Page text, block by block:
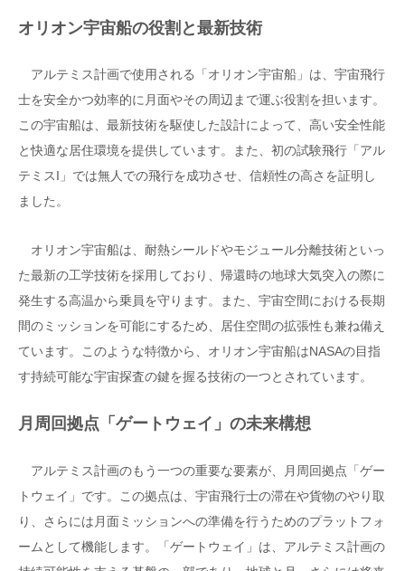
オリオン宇宙船の役割と最新技術
アルテミス計画で使用される「オリオン宇宙船」は、宇宙飛行
士を安全かつ効率的に月面やその周辺まで運ぶ役割を担います。
この宇宙船は、最新技術を駆使した設計によって、高い安全性能
と快適な居住環境を提供しています。また、初の試験飛行「アル
テミスI」では無人での飛行を成功させ、信頼性の高さを証明し
ました。
オリオン宇宙船は、耐熱シールドやモジュール分離技術といっ
た最新の工学技術を採用しており、帰還時の地球大気突入の際に
発生する高温から乗員を守ります。また、宇宙空間における長期
間のミッションを可能にするため、居住空間の拡張性も兼ね備え
ています。このような特徴から、オリオン宇宙船はNASAの目指
す持続可能な宇宙探査の鍵を握る技術の一つとされています。
月周回拠点「ゲートウェイ」の未来構想
アルテミス計画のもう一つの重要な要素が、月周回拠点「ゲー
トウェイ」です。この拠点は、宇宙飛行士の滞在や貨物のやり取
り、さらには月面ミッションへの準備を行うためのプラットフォ
ームとして機能します。「ゲートウェイ」は、アルテミス計画の